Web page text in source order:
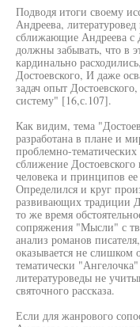
Подводя итоги своему
Андреева,
сближающие Андреева с
должны забывать, что в
кардинально
Достоевского, И даже
задач опыт
систему" [16,с.107].
Как видим, тема
разработана в плане и
проблемно-
сближение
человека и принципов
Определился и круг
развивающих традиции
то же время
сопряжения "Мысли" с
анализ романов
оказывается не
тематически
литературоведы не
святочного рассказа.
Если для жанрового